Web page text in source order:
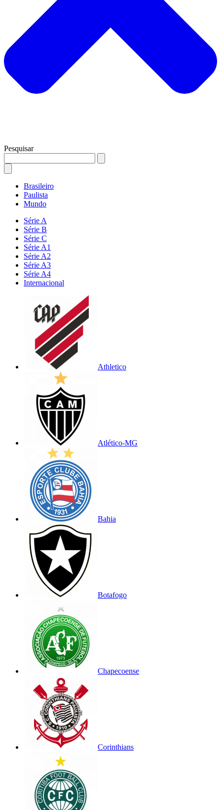
Pesquisar
Brasileiro
Paulista
Mundo
Série A
Série B
Série C
Série A1
Série A2
Série A3
Série A4
Internacional
Athletico
Atlético-MG
Bahia
Botafogo
Chapecoense
Corinthians